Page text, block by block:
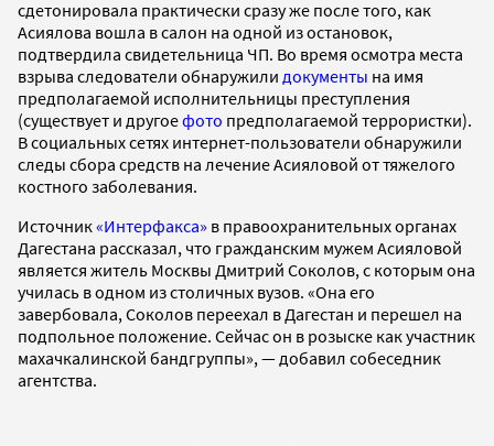
сдетонировала практически сразу же после того, как
Асиялова вошла в салон на одной из остановок,
подтвердила свидетельница ЧП. Во время осмотра места
взрыва следователи обнаружили документы на имя
предполагаемой исполнительницы преступления
(существует и другоефото предполагаемой террористки).
В социальных сетях интернет-пользователи обнаружили
следы сбора средств на лечение Асияловой от тяжелого
костного заболевания.
Источник«Интерфакса» в правоохранительных органах
Дагестана рассказал, что гражданским мужем Асияловой
является житель Москвы Дмитрий Соколов, с которым она
училась в одном из столичных вузов. «Она его
завербовала, Соколов переехал в Дагестан и перешел на
подпольное положение. Сейчас он в розыске как участник
махачкалинской бандгруппы», — добавил собеседник
агентства.